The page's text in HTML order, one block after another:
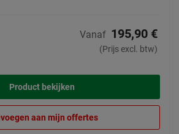
Vanaf 195,90 €
(Prijs excl. btw)
Product bekijken
aan mijn offertes